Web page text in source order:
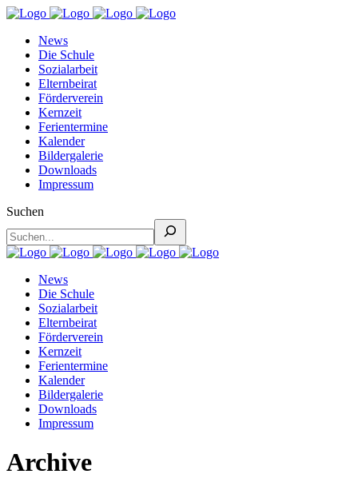
News
Die Schule
Sozialarbeit
Elternbeirat
Förderverein
Kernzeit
Ferientermine
Kalender
Bildergalerie
Downloads
Impressum
Suchen
News
Die Schule
Sozialarbeit
Elternbeirat
Förderverein
Kernzeit
Ferientermine
Kalender
Bildergalerie
Downloads
Impressum
Archive